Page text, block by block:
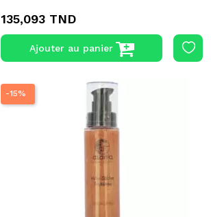
135,093 TND
Ajouter au panier
-15%